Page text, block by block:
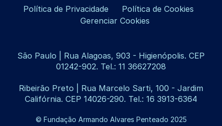
Política de Privacidade
Política de Cookies
Gerenciar Cookies
São Paulo | Rua Alagoas, 903 - Higienópolis. CEP
01242-902. Tel.: 11 36627208
Ribeirão Preto | Rua Marcelo Sarti, 100 - Jardim
Califórnia. CEP 14026-290. Tel.: 16 3913-6364
© Fundação Armando Alvares Penteado 2025